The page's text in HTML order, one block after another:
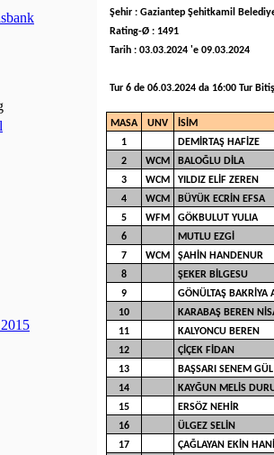
Şehir : Gaziantep Şehitkamil
Rating-Ø : 1491
Tarih : 03.03.2024 'e 09.03.2024
Tur 6 de 06.03.2024 da 16:00 Tur
MASA UNV
İSİM
1
DEMİRTAŞ HAFİZE
2
WCM
BALOĞLU DİLA
3
WCM
YILDIZ ELİF ZEREN
4
WCM
BÜYÜK ECRİN EFSA
5
WFM
GÖKBULUT YULIA
6
MUTLU EZGİ
7
WCM
ŞAHİN HANDENUR
8
ŞEKER BİLGESU
9
GÖNÜLTAŞ BAKRİYA
10
KARABAŞ BEREN
11
KALYONCU BEREN
12
ÇİÇEK FİDAN
13
BAŞSARI SENEM GÜL
14
KAYĞUN MELİS
15
ERSÖZ NEHİR
16
ÜLGEZ SELİN
17
ÇAĞLAYAN EKİN